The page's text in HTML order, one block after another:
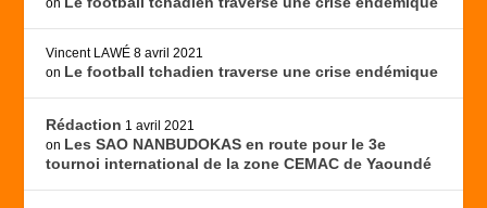
Vincent LAWÉ 8 avril 2021
on Le football tchadien traverse une crise endémique
Rédaction 1 avril 2021
on Les SAO NANBUDOKAS en route pour le 3e
tournoi international de la zone CEMAC de Yaoundé